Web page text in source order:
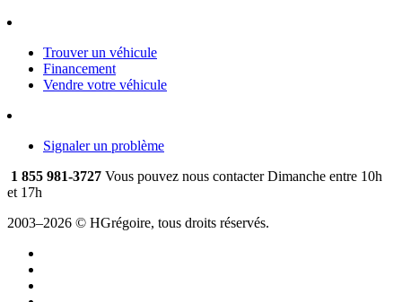
Trouver un véhicule
Financement
Vendre votre véhicule
Signaler un problème
1 855 981-3727 Vous pouvez nous contacter Dimanche entre 10h
et 17h
2003–2026 © HGrégoire, tous droits réservés.